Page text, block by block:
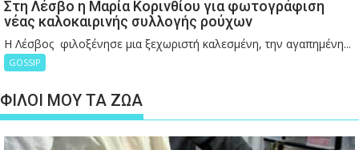
Στη Λέσβο η Μαρία Κορινθίου για φωτογράφιση
νέας καλοκαιρινής συλλογής ρούχων
Η Λέσβος φιλοξένησε μια ξεχωριστή καλεσμένη, την αγαπημένη...
GOSSIP
ΦΙΛΟΙ ΜΟΥ ΤΑ ΖΩΑ